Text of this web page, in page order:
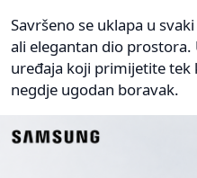
Savršeno se uklapa u
ali elegantan dio
uređaja koji primijetite tek
negdje ugodan boravak.